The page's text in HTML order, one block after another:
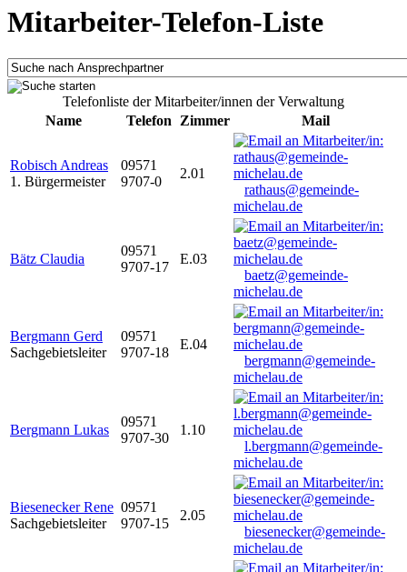
Mitarbeiter-Telefon-Liste
Telefonliste der Mitarbeiter/innen der Verwaltung
Name
Telefon Zimmer Mail
Robisch Andreas
1. Bürgermeister
09571
9707-0
2.01
rathaus@gemeinde-
michelau.de
Bätz Claudia
09571
9707-17
E.03
baetz@gemeinde-
michelau.de
Bergmann Gerd
Sachgebietsleiter
09571
9707-18
E.04
bergmann@gemeinde-
michelau.de
Bergmann Lukas
09571
9707-30
1.10
l.bergmann@gemeinde-
michelau.de
Biesenecker Rene
Sachgebietsleiter
09571
9707-15
2.05
biesenecker@gemeinde-
michelau.de